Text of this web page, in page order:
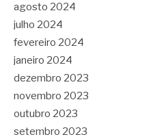
agosto 2024
julho 2024
fevereiro 2024
janeiro 2024
dezembro 2023
novembro 2023
outubro 2023
setembro 2023